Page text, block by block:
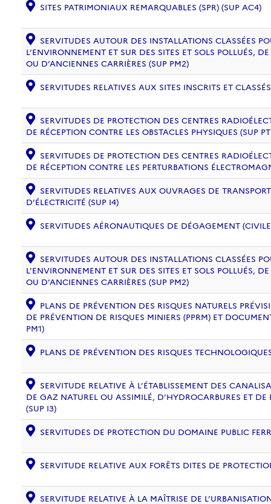
SITES PATRIMONIAUX REMARQUABLES (SPR) (SUP AC4)
SERVITUDES AUTOUR DES INSTALLATIONS CLASSÉES
L’ENVIRONNEMENT ET SUR DES SITES ET SOLS POLLUÉS,
OU D’ANCIENNES CARRIÈRES (SUP PM2)
SERVITUDES RELATIVES AUX SITES INSCRITS ET
SERVITUDES DE PROTECTION DES CENTRES
DE RÉCEPTION CONTRE LES OBSTACLES PHYSIQUES (SUP
SERVITUDES DE PROTECTION DES CENTRES
DE RÉCEPTION CONTRE LES PERTURBATIONS
SERVITUDES RELATIVES AUX OUVRAGES DE
D’ÉLECTRICITÉ (SUP I4)
SERVITUDES AÉRONAUTIQUES DE DÉGAGEMENT
SERVITUDES AUTOUR DES INSTALLATIONS CLASSÉES
L’ENVIRONNEMENT ET SUR DES SITES ET SOLS POLLUÉS,
OU D’ANCIENNES CARRIÈRES (SUP PM2)
PLANS DE PRÉVENTION DES RISQUES NATURELS
DE PRÉVENTION DE RISQUES MINIERS (PPRM) ET
PM1)
PLANS DE PRÉVENTION DES RISQUES
SERVITUDE RELATIVE À L’ÉTABLISSEMENT DES
DE GAZ NATUREL OU ASSIMILÉ, D’HYDROCARBURES ET
(SUP I3)
SERVITUDES DE PROTECTION DU DOMAINE PUBLIC
SERVITUDE RELATIVE AUX FORÊTS DITES DE
SERVITUDE RELATIVE À LA MAÎTRISE DE